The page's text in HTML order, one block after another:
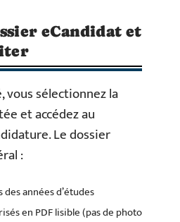
eCandidat et
vous sélectionnez la
et accédez au
Le dossier
:
années d’études
en PDF lisible (pas de photo